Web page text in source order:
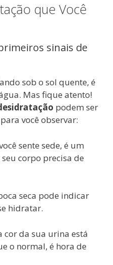
que Você
sinais de
sob o sol quente, é
Mas fique atento!
podem ser
você observar:
sente sede, é um
corpo precisa de
seca pode indicar
hidratar.
cor da sua urina está
o normal, é hora de